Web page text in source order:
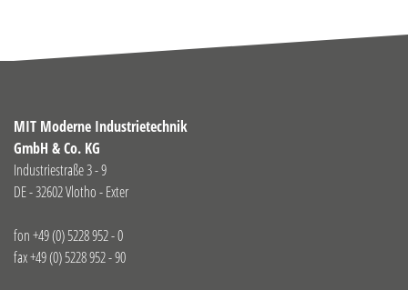
MIT Moderne Industrietechnik
GmbH & Co. KG
Industriestraße 3 - 9
DE - 32602 Vlotho - Exter
fon+49 (0) 5228 952 - 0
fax +49 (0) 5228 952 - 90